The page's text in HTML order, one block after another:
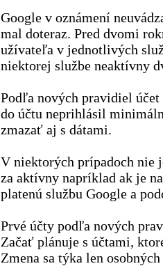
Google v oznámení
mal doteraz. Pred dvomi
užívateľa v jednotlivých
niektorej službe neaktívny
Podľa nových pravidiel
do účtu neprihlásil
zmazať aj s dátami.
V niektorých prípadoch nie
za aktívny napríklad ak je
platenú službu Google a
Prvé účty podľa nových
Začať plánuje s účtami,
Zmena sa týka len